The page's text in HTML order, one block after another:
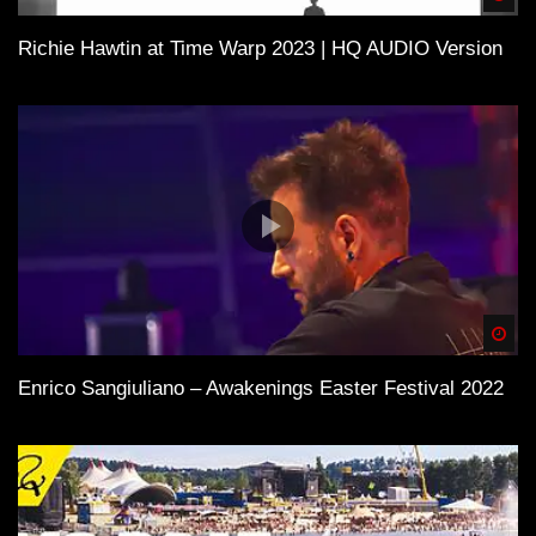
Richie Hawtin at Time Warp 2023 | HQ AUDIO Version
Enrico Sangiuliano – Awakenings Easter Festival 2022